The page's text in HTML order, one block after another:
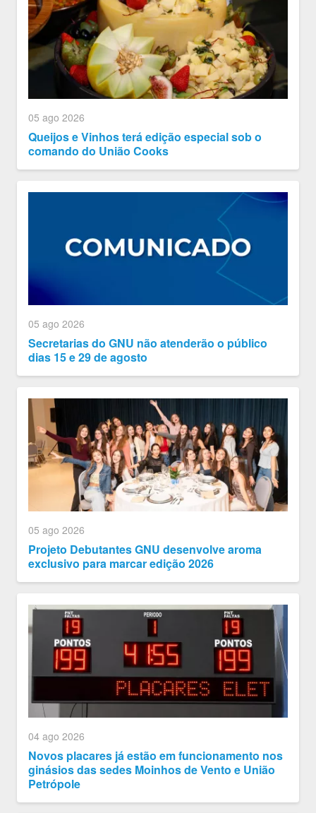
05 ago 2026
Queijos e Vinhos terá edição especial sob o
comando do União Cooks
05 ago 2026
Secretarias do GNU não atenderão o público
dias 15 e 29 de agosto
05 ago 2026
Projeto Debutantes GNU desenvolve aroma
exclusivo para marcar edição 2026
04 ago 2026
Novos placares já estão em funcionamento nos
ginásios das sedes Moinhos de Vento e União
Petrópole